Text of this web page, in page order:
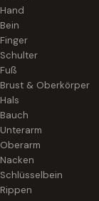
Hand
Bein
Finger
Schulter
Fuß
Brust & Oberkörper
Hals
Bauch
Unterarm
Oberarm
Nacken
Schlüsselbein
Rippen